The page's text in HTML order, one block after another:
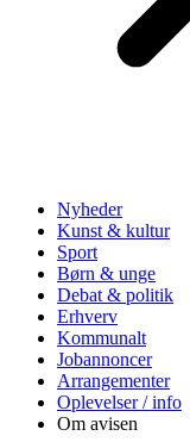
Nyheder
Kunst & kultur
Sport
Børn & unge
Debat & politik
Erhverv
Kommunalt
Jobannoncer
Arrangementer
Oplevelser / info
Om avisen